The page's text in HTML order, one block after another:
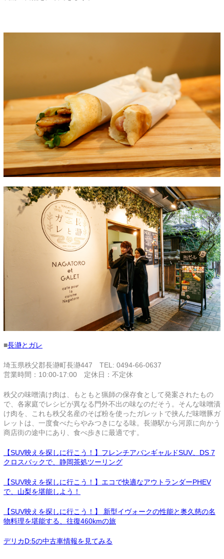
■長瀞とガレ
埼玉県秩父郡長瀞町長瀞447 TEL: 0494-66-0637
営業時間：10:00-17:00 定休日：不定休
秩父の味噌漬け肉は、もともと猟師の保存食として発案されたもの
で、各家庭でレシピが異なる門外不出の味なのだそう。そんな味噌漬
け肉を、これも秩父名産のそば粉を使ったガレットで挟んだ味噌豚ガ
レットは、一度食べたらやみつきになる味。長瀞駅から河原に向かう
商店街の途中にあり、食べ歩きに最適です。
【SUV映えを探しに行こう！】フレンチアバンギャルドSUV、DS 7
クロスバックで、静岡茶処ツーリング
【SUV映えを探しに行こう！】エコで快適なアウトランダーPHEV
で、山梨を堪能しよう！
【SUV映えを探しに行こう！】 新型イヴォークの性能と奥久慈の名
物料理を堪能する、往復460kmの旅
デリカD:5の中古車情報を見てみる